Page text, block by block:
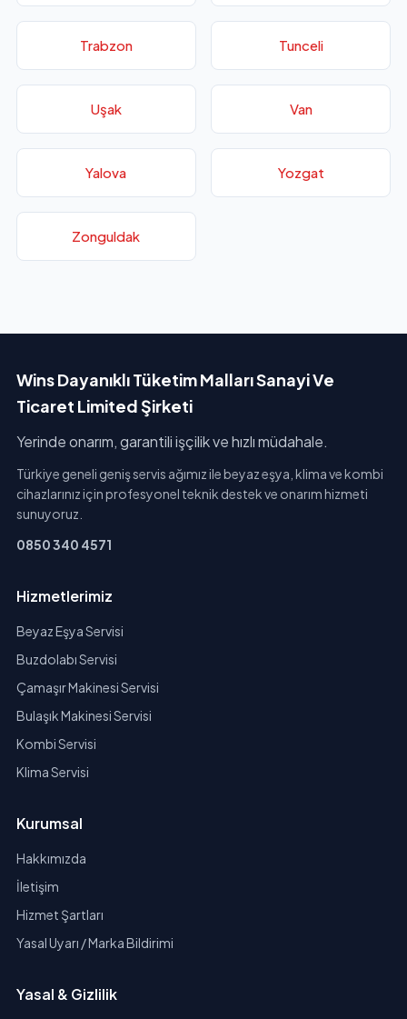
Trabzon Tunceli
Uşak Van
Yalova Yozgat
Zonguldak
Wins Dayanıklı Tüketim Malları Sanayi Ve
Ticaret Limited Şirketi
Yerinde onarım, garantili işçilik ve hızlı müdahale.
Türkiye geneli geniş servis ağımız ile beyaz eşya, klima ve kombi
cihazlarınız için profesyonel teknik destek ve onarım hizmeti
sunuyoruz.
0850 340 4571
Hizmetlerimiz
Beyaz Eşya Servisi
Buzdolabı Servisi
Çamaşır Makinesi Servisi
Bulaşık Makinesi Servisi
Kombi Servisi
Klima Servisi
Kurumsal
Hakkımızda
İletişim
Hizmet Şartları
Yasal Uyarı / Marka Bildirimi
Yasal & Gizlilik